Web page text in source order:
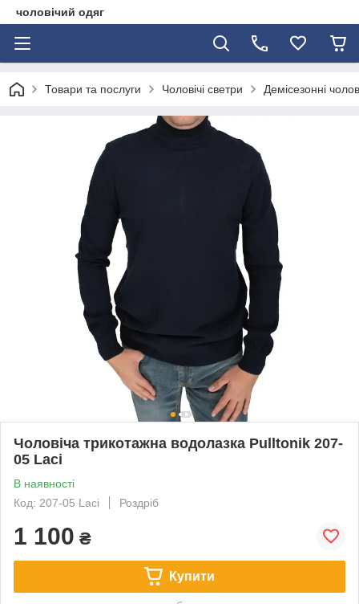
чоловічий одяг
Товари та послуги Чоловічі светри Демісезонні
Чоловіча трикотажна водолазка Pulltonik 207-
05 Laci
В наявності
Код: 207-05 Laci
Роздріб
1 100 ₴
Купити